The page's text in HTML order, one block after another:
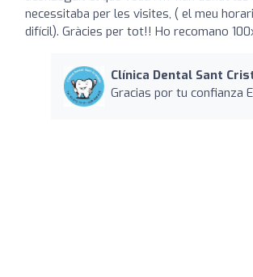
necessitaba per les visites, ( el meu
difícil). Gràcies per tot!! Ho recomano
Clínica Dental Sant
Gracias por tu confianza